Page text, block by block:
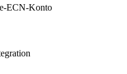
ECN-Konto